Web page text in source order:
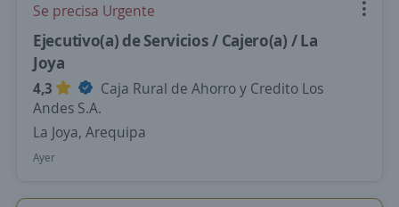
Se precisa Urgente
Ejecutivo(a) de Servicios / Cajero(a) / La
Joya
4,3
Caja Rural de Ahorro y Credito Los
Andes S.A.
La Joya, Arequipa
Ayer